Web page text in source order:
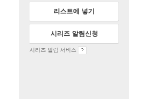
리스트에 넣기
시리즈 알림신청
시리즈 알림 서비스